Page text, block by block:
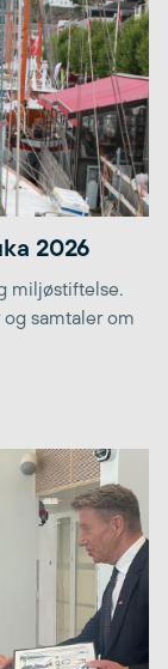
2026
miljøstiftelse.
samtaler om